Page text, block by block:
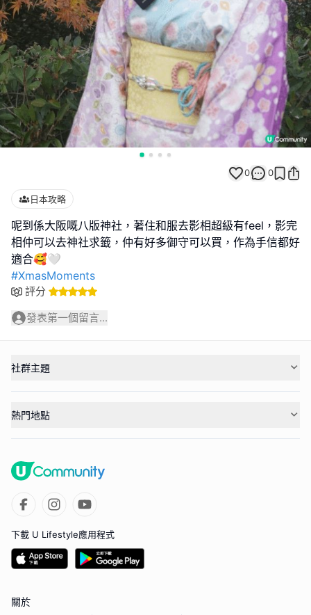
0 0
日本攻略
呢到係大阪嘅八版神社，著住和服去影相超級有feel，影完
相仲可以去神社求籤，仲有好多御守可以買，作為手信都好
#XmasMoments
評分
發表第一個留言...
社群主題
熱門地點
下載 U Lifestyle應用程式
關於